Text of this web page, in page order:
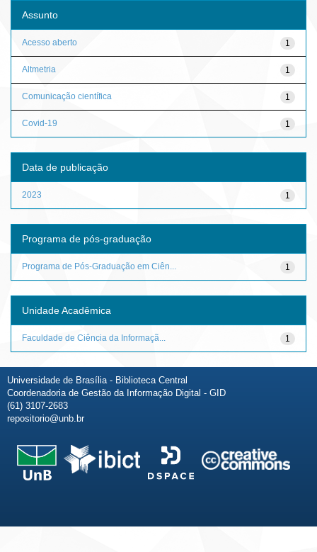
Assunto
1
Acesso aberto
1
Altmetria
1
Comunicação científica
1
Covid-19
Data de publicação
1
2023
Programa de pós-graduação
1
Programa de Pós-Graduação em Ciên...
Unidade Acadêmica
1
Faculdade de Ciência da Informaçã...
Universidade de Brasília - Biblioteca Central
Coordenadoria de Gestão da Informação Digital - GID
(61) 3107-2683
repositorio@unb.br